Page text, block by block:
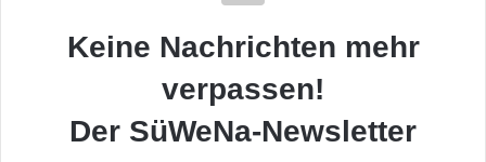
Keine Nachrichten mehr
verpassen!
Der SüWeNa-Newsletter